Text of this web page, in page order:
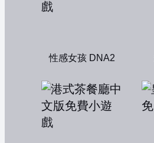
性感女孩 DNA2